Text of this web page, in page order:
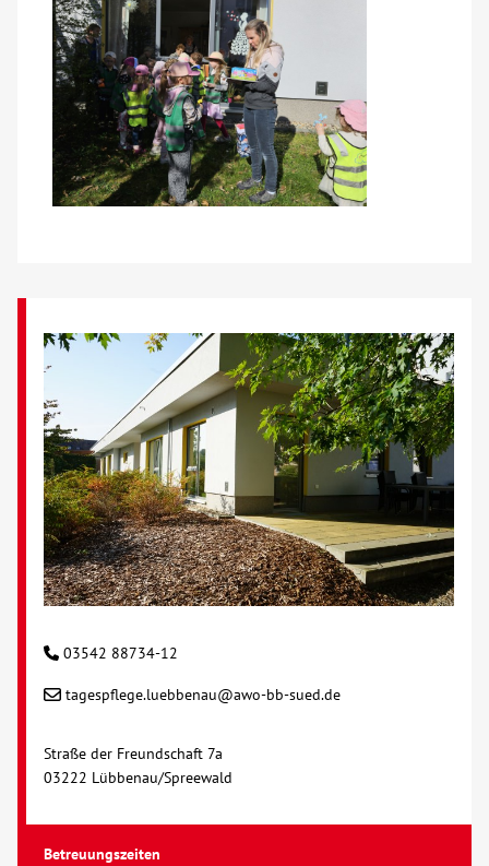
Suche
Kontakt
AWO BB Süd
03542 88734-12
tagespflege.luebbenau@awo-bb-sued.de
Straße der Freundschaft 7a
03222 Lübbenau/Spreewald
Betreuungszeiten